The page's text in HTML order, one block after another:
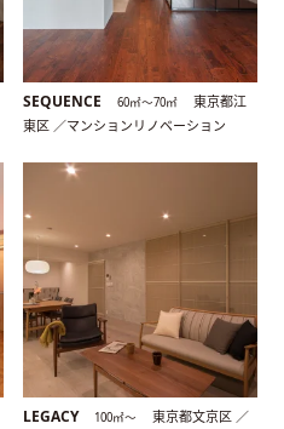
SEQUENCE 60㎡〜70㎡
東京都江
東区 ／マンションリノベーション
LEGACY 100㎡〜
東京都文京区 ／